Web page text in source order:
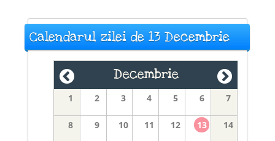
Calendarul zilei de 13 Decembrie
Decembrie
1 2 3 4 5 6 7
8 9 10 11 12 13 14